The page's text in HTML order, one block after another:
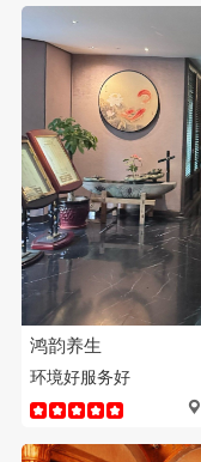
鸿韵养生
环境好服务好